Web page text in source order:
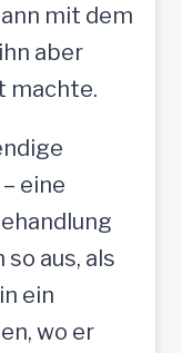
mit dem
aber
machte.
eine
aus, als
ein
wo er